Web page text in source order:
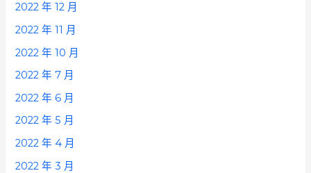
2022 年 12 月
2022 年 11 月
2022 年 10 月
2022 年 7 月
2022 年 6 月
2022 年 5 月
2022 年 4 月
2022 年 3 月